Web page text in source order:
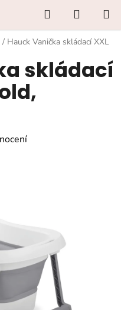
Hledat
KOŠÍK
/ Hauck Vanička skládací XXL
skládací